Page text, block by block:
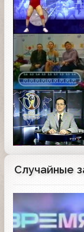
Случайные